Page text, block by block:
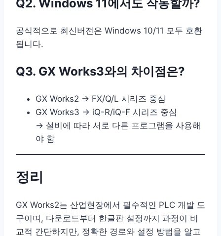
Q2. Windows 11에서도 작동할까?
공식적으로 최신버전은 Windows 10/11 모두 호환
됩니다.
Q3. GX Works3와의 차이점은?
GX Works2 → FX/Q/L 시리즈 중심
GX Works3 → iQ-R/iQ-F 시리즈 중심
→ 설비에 따라 서로 다른 프로그램을 사용해
야 함
정리
GX Works2는 산업현장에서 필수적인 PLC 개발 도
구이며, 다운로드부터 한글판 설정까지 과정이 비
교적 간단하지만, 정확한 경로와 설정 방법을 알고